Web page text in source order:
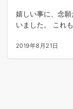
嬉しい事に、念
いました。 これ
2019年8月21日